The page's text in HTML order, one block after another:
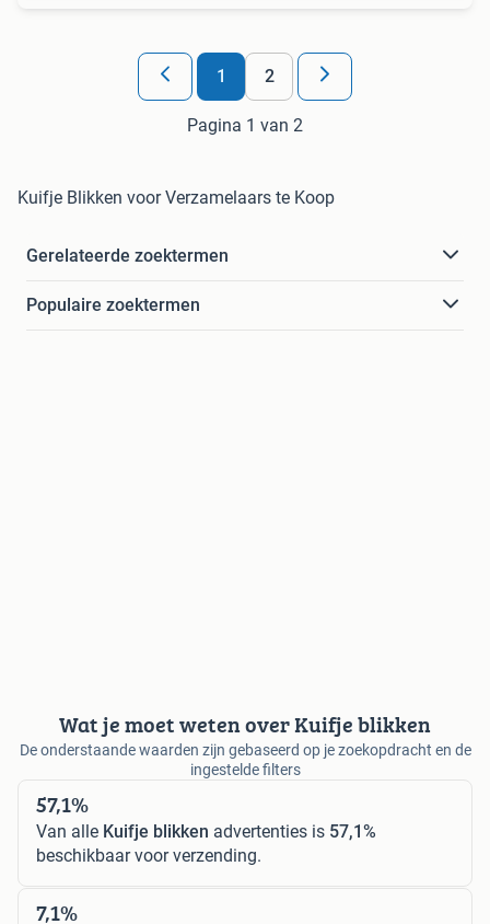
1 2
Pagina 1 van 2
Kuifje Blikken voor Verzamelaars te Koop
Gerelateerde zoektermen
Populaire zoektermen
Wat je moet weten over Kuifje blikken
De onderstaande waarden zijn gebaseerd op je zoekopdracht en de
ingestelde filters
57,1%
Van alle Kuifje blikken advertenties is 57,1%
beschikbaar voor verzending.
7,1%